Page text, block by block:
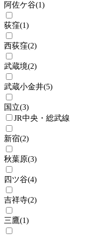
阿佐ケ谷(1)
荻窪(1)
西荻窪(2)
武蔵境(2)
武蔵小金井(5)
国立(3)
JR中央・総武線
新宿(2)
秋葉原(3)
四ツ谷(4)
吉祥寺(2)
三鷹(1)